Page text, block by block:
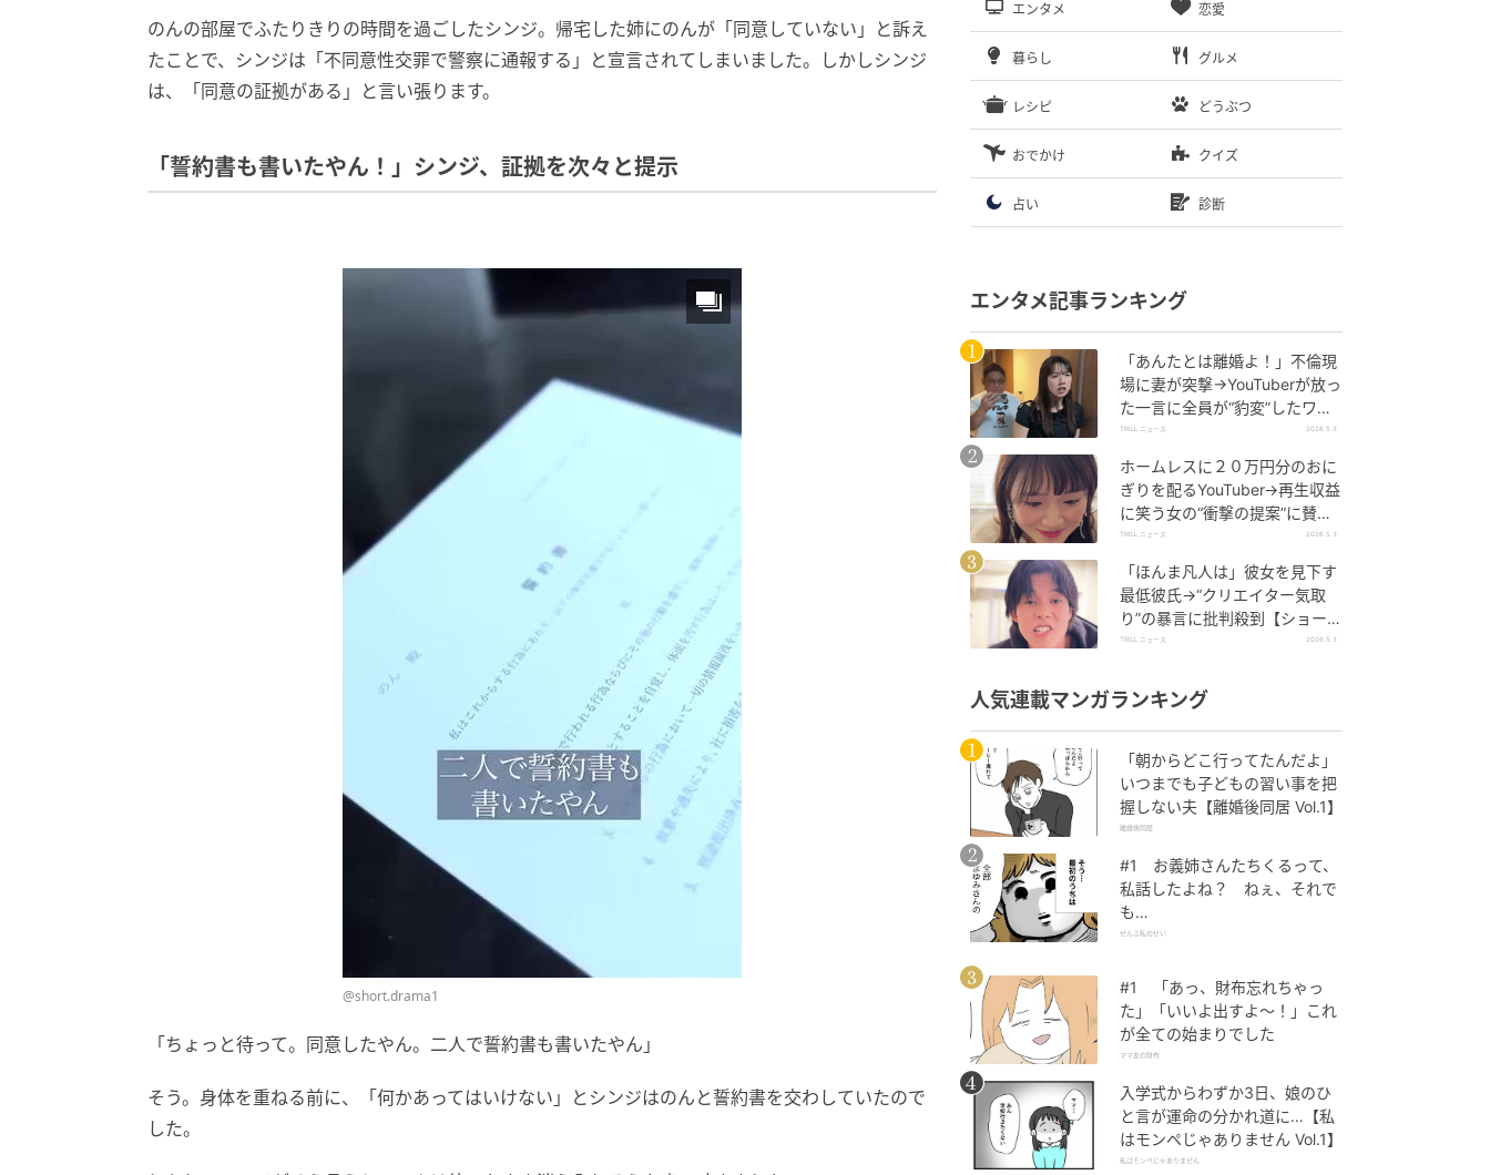
のんの部屋でふたりきりの時間を過ごしたシンジ。帰宅した姉にのんが「同意していない」と訴え
たことで、シンジは「不同意性交罪で警察に通報する」と宣言されてしまいました。しかしシンジ
は、「同意の証拠がある」と言い張ります。
「誓約書も書いたやん！」シンジ、証拠を次々と提示
@short.drama1
「ちょっと待って。同意したやん。二人で誓約書も書いたやん」
そう。身体を重ねる前に、「何かあってはいけない」とシンジはのんと誓約書を交わしていたので
した。
エンタメ 恋愛
暮らし グルメ
レシピ どうぶつ
おでかけ クイズ
占い 診断
エンタメ記事ランキング
「あんたとは離婚よ！」不倫現
場に妻が突撃→YouTuberが放っ
た一言に全員が“豹変”したワケ
【ショートドラマ】
TRILL ニュース 2026.5.3
ホームレスに２０万円分のおに
ぎりを配るYouTuber→再生収益
に笑う女の“衝撃の提案”に賛否
【ショートドラマ】
TRILL ニュース 2026.5.3
「ほんま凡人は」彼女を見下す
最低彼氏→“クリエイター気取
り”の暴言に批判殺到【ショート
ドラマ】
TRILL ニュース 2026.5.3
人気連載マンガランキング
「朝からどこ行ってたんだよ」
いつまでも子どもの習い事を把
握しない夫【離婚後同居 Vol.1】
離婚後同居
#1 お義姉さんたちくるって、
私話したよね？ ねぇ、それで
も…
ぜんぶ私のせい
#1 「あっ、財布忘れちゃっ
た」「いいよ出すよ〜！」これ
が全ての始まりでした
ママ友の財布
入学式からわずか3日、娘のひ
と言が運命の分かれ道に…【私
はモンペじゃありません Vol.1】
私はモンペじゃありません